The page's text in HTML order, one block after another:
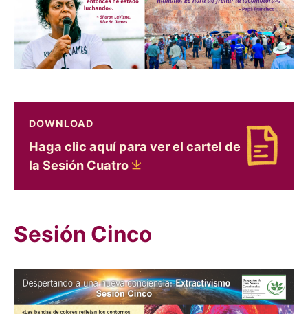
Download Haga clic aquí para ver el cartel de
DOWNLOAD
Haga clic aquí para ver el cartel de
la Sesión Cuatro
Sesión Cinco